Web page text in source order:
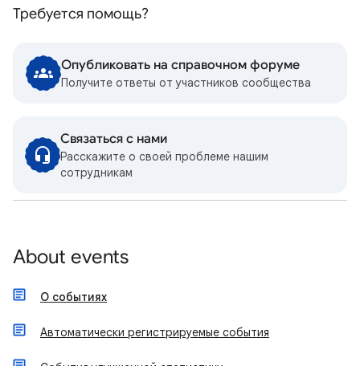
Требуется помощь?
Опубликовать на справочном форуме
Получите ответы от участников сообщества
Связаться с нами
Расскажите о своей проблеме нашим
сотрудникам
About events
О событиях
Автоматически регистрируемые события